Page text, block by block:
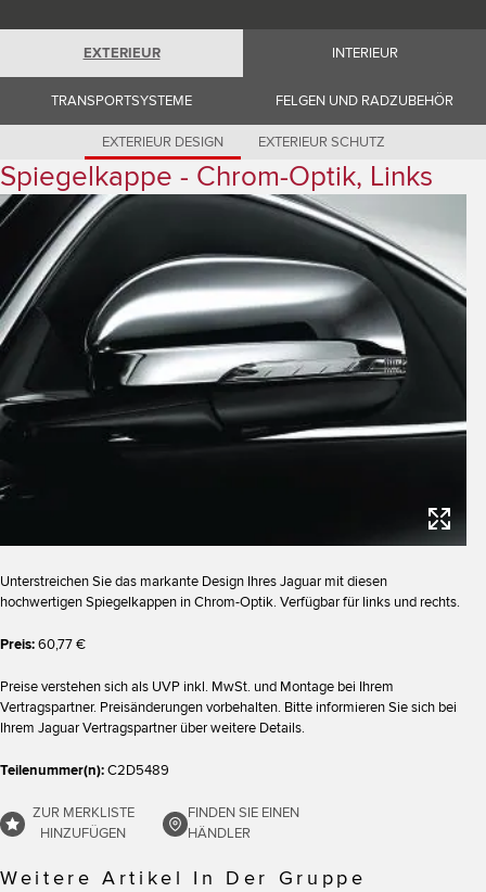
South Africa (English)
Spain (Spanish)
Switzerland (German)
Switzerland (French)
Switzerland (Italian)
USA (English)
EXTERIEUR INTERIEUR
TRANSPORTSYSTEME FELGEN UND RADZUBEHÖR
EXTERIEUR DESIGN EXTERIEUR SCHUTZ
Spiegelkappe - Chrom-Optik, Links
Unterstreichen Sie das markante Design Ihres Jaguar mit diesen
hochwertigen Spiegelkappen in Chrom-Optik. Verfügbar für links und rechts.
Preis:60,77 €
Preise verstehen sich als UVP inkl. MwSt. und Montage bei Ihrem
Vertragspartner. Preisänderungen vorbehalten. Bitte informieren Sie sich bei
Ihrem Jaguar Vertragspartner über weitere Details.
Teilenummer(n):C2D5489
ZUR MERKLISTE
HINZUFÜGEN
FINDEN SIE EINEN
HÄNDLER
Weitere Artikel In Der Gruppe